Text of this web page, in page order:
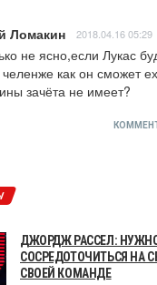
Ломакин 2018.04.16 05:29
не ясно,если Лукас
как он сможет
зачёта не имеет?
ДЖОРДЖ РАССЕЛ:
СОСРЕДОТОЧИТЬСЯ НА
СВОЕЙ КОМАНДЕ